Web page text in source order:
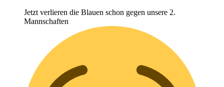
Jetzt verlieren die Blauen schon gegen unsere 2.
Mannschaften